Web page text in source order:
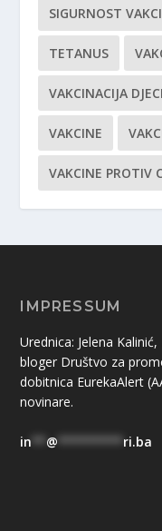
SIGURNOST
TETANUS
VAKCINACIJA
VAKCINE
VAKCINE PROTIV
IMPRESSUM
Urednica: Jelena
bloger Društvo za
dobitnica EurekaAlert
novinare.
in ** @ ********* ri.ba